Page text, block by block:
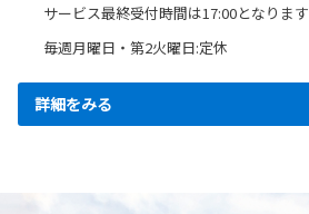
サービス最終受付時間は17:00となります
毎週月曜日・第2火曜日:定休
詳細をみる